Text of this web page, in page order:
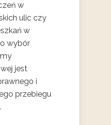
w
ulic czy
w
wybór
jest
i
przebiegu